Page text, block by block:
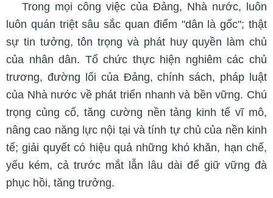
Trong mọi công việc của Đảng, Nhà nước, luôn
luôn quán triệt sâu sắc quan điểm "dân là gốc"; thật
sự tin tưởng, tôn trọng và phát huy quyền làm chủ
của nhân dân. Tổ chức thực hiện nghiêm các chủ
trương, đường lối của Đảng, chính sách, pháp luật
của Nhà nước về phát triển nhanh và bền vững. Chú
trọng củng cố, tăng cường nền tảng kinh tế vĩ mô,
nâng cao năng lực nội tại và tính tự chủ của nền kinh
tế; giải quyết có hiệu quả những khó khăn, hạn chế,
yếu kém, cả trước mắt lẫn lâu dài để giữ vững đà
phục hồi, tăng trưởng.